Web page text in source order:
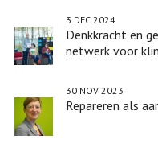
Denkkracht en
netwerk voor
3 DEC 2024
Repareren als
30 NOV 2023